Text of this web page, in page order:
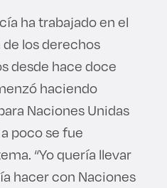
ha trabajado en el
los derechos
desde hace doce
haciendo
Naciones Unidas
poco se fue
“Yo quería llevar
hacer con Naciones